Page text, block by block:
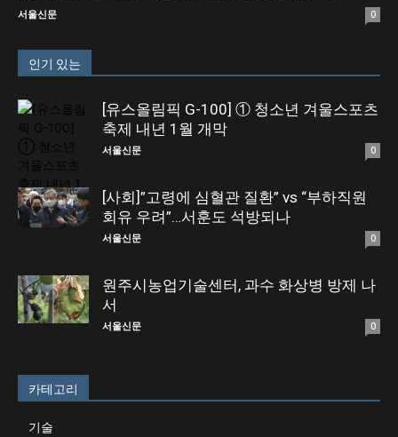
서울신문 0
인기 있는
[유스올림픽 G-100] ① 청소년 겨울스포츠
축제 내년 1월 개막
서울신문 0
[사회]”고령에 심혈관 질환” vs “부하직원
회유 우려”…서훈도 석방되나
서울신문 0
원주시농업기술센터, 과수 화상병 방제 나
서
서울신문 0
카테고리
기술